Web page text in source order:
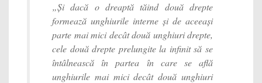
„Și dacă o dreaptă tăind două drepte
formează unghiurile interne și de aceeași
parte mai mici decât două unghiuri drepte,
cele două drepte prelungite la infinit să se
întâlnească în partea în care se află
unghiurile mai mici decât două unghiuri